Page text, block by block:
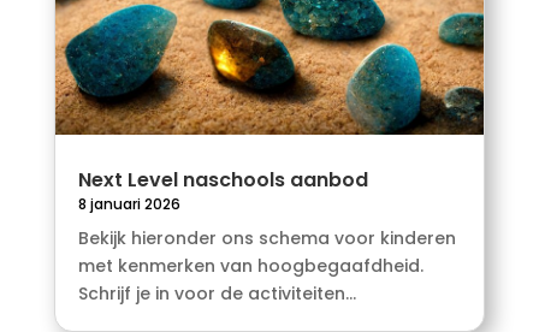
Next Level naschools aanbod
8 januari 2026
Bekijk hieronder ons schema voor kinderen
met kenmerken van hoogbegaafdheid.
Schrijf je in voor de activiteiten...